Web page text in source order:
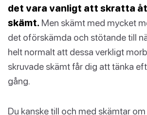
det vara vanligt att skratta
skämt. Men skämt med mycket
det oförskämda och stötande till
helt normalt att dessa verkligt
skruvade skämt får dig att tänka
gång.
Du kanske till och med skämtar